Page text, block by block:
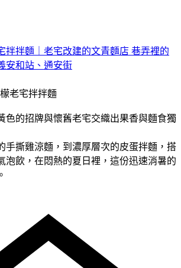
拌麵｜老宅改建的文青麵店 巷弄裡的
安和站、通安街
色的招牌與懷舊老宅交織出果香與麵食獨
手撕雞涼麵，到濃厚層次的皮蛋拌麵，搭
泡飲，在悶熱的夏日裡，這份迅速消暑的